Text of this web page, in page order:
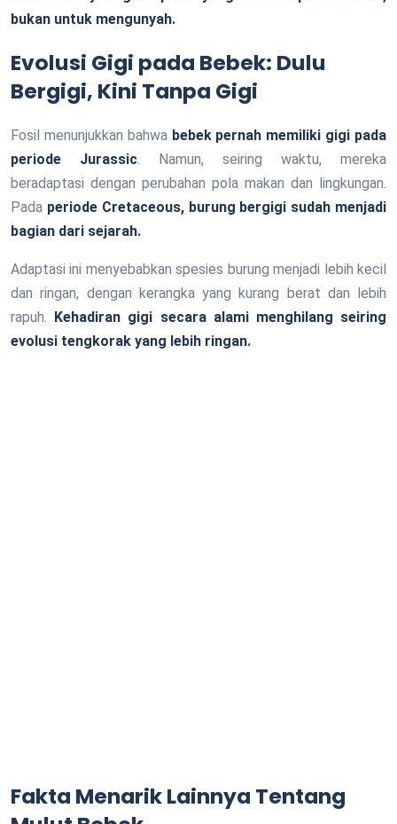
bukan untuk mengunyah.
Evolusi Gigi pada Bebek: Dulu
Bergigi, Kini Tanpa Gigi
Fosil menunjukkan bahwa bebek pernah memiliki gigi pada
periode Jurassic. Namun, seiring waktu, mereka
beradaptasi dengan perubahan pola makan dan lingkungan.
Pada periode Cretaceous, burung bergigi sudah menjadi
bagian dari sejarah.
Adaptasi ini menyebabkan spesies burung menjadi lebih kecil
dan ringan, dengan kerangka yang kurang berat dan lebih
rapuh.
Kehadiran gigi secara alami menghilang seiring
evolusi tengkorak yang lebih ringan.
Fakta Menarik Lainnya Tentang